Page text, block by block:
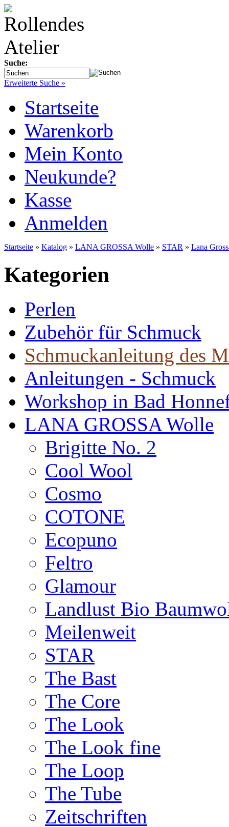
Suche:
Erweiterte Suche »
Startseite
Warenkorb
Mein Konto
Neukunde?
Kasse
Anmelden
Startseite » Katalog » LANA GROSSA Wolle » STAR » Lana
Kategorien
Perlen
Zubehör für Schmuck
Schmuckanleitung des
Anleitungen - Schmuck
Workshop in Bad
LANA GROSSA Wolle
Brigitte No. 2
Cool Wool
Cosmo
COTONE
Ecopuno
Feltro
Glamour
Landlust Bio
Meilenweit
STAR
The Bast
The Core
The Look
The Look fine
The Loop
The Tube
Zeitschriften